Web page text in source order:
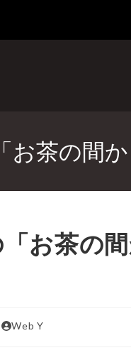
お茶の間
お茶の
Web Y